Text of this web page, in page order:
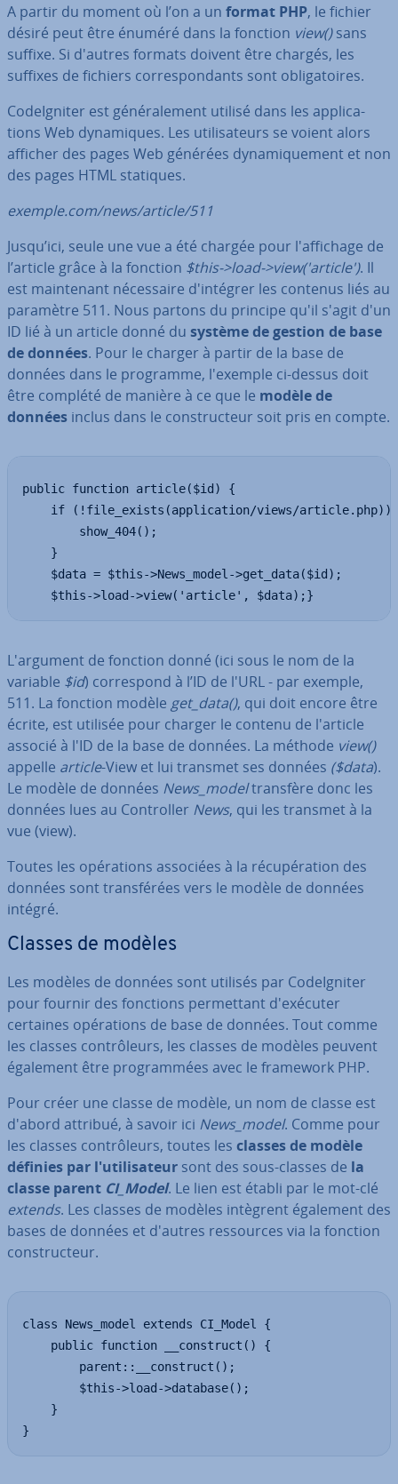
A partir du moment où l’on a un format PHP, le fichier
désiré peut être énuméré dans la fonction view()sans
suffixe. Si d'autres formats doivent être chargés, les
suffixes de fichiers cor­res­pon­dants sont obli­ga­toires.
Co­deIg­ni­ter est gé­né­ra­le­ment utilisé dans les ap­pli­ca­
tions Web dy­na­miques. Les uti­li­sa­teurs se voient alors
afficher des pages Web générées dy­na­mi­que­ment et non
des pages HTML statiques.
exemple.com/news/article/511
Jusqu’ici, seule une vue a été chargée pour l'af­fi­chage de
l’article grâce à la fonction $this->load->view('article'). Il
est main­te­nant né­ces­saire d'in­té­grer les contenus liés au
paramètre 511. Nous partons du principe qu'il s'agit d'un
ID lié à un article donné du système de gestion de base
de données. Pour le charger à partir de la base de
données dans le programme, l'exemple ci-dessus doit
être complété de manière à ce que le modèle de
données inclus dans le cons­truc­teur soit pris en compte.
public function article($id) {
if (!file_exists(application/views/article.php))
        show_404();
    }
    $data = $this->News_model->get_data($id);
    $this->load->view('article', $data);}
L'ar­gu­ment de fonction donné (ici sous le nom de la
variable $id) cor­res­pond à l’ID de l'URL - par exemple,
511. La fonction modèle get_data(), qui doit encore être
écrite, est utilisée pour charger le contenu de l'article
associé à l'ID de la base de données. La méthode view()
appelle article-View et lui transmet ses données ($data).
Le modèle de données News_modeltransfère donc les
données lues au Con­trol­ler News, qui les transmet à la
vue (view).
Toutes les opé­ra­tions associées à la ré­cu­pé­ra­tion des
données sont trans­fé­rées vers le modèle de données
intégré.
Classes de modèles
Les modèles de données sont utilisés par Co­deIg­ni­ter
pour fournir des fonctions per­met­tant d'exé­cu­ter
certaines opé­ra­tions de base de données. Tout comme
les classes con­trô­leurs, les classes de modèles peuvent
également être pro­gram­mées avec le framework PHP.
Pour créer une classe de modèle, un nom de classe est
d'abord attribué, à savoir ici News_model. Comme pour
les classes con­trô­leurs, toutes les classes de modèle
définies par l'uti­li­sa­teur sont des sous-classes de la
classe parent CI_Model. Le lien est établi par le mot-clé
extends. Les classes de modèles intègrent également des
bases de données et d'autres res­sources via la fonction
cons­truc­teur.
class News_model extends CI_Model {
    public function __construct() {
        parent::__construct();
        $this->load->database();
    }
}